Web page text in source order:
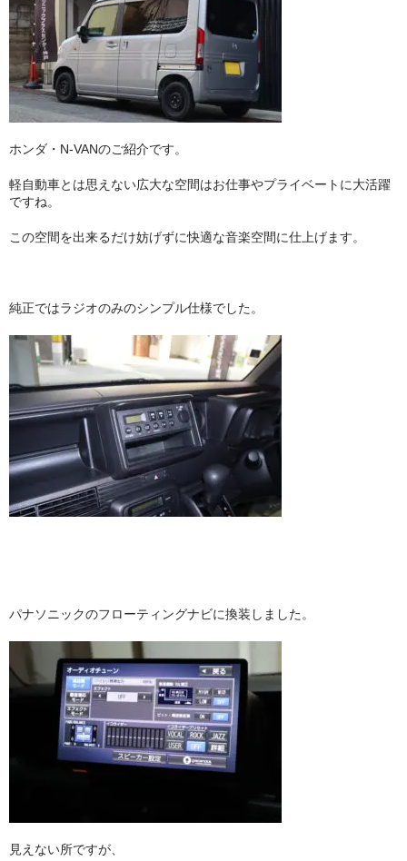
お問い合わせ
ホンダ・N-VANのご紹介です。
軽自動車とは思えない広大な空間はお仕事やプライベートに大活躍
ですね。
この空間を出来るだけ妨げずに快適な音楽空間に仕上げます。
純正ではラジオのみのシンプル仕様でした。
パナソニックのフローティングナビに換装しました。
見えない所ですが、